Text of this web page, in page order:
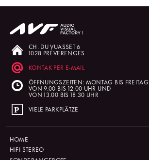
CH. DU VUASSET 6
1028 PRÉVERENGES
KONTAK PER E-MAIL
ÖFFNUNGSZEITEN: MONTAG BIS FREITAG
VON 9.00 BIS 12.00 UHR UND
VON 13.00 BIS 18.30 UHR
VIELE PARKPLÄTZE
HOME
HIFI STEREO